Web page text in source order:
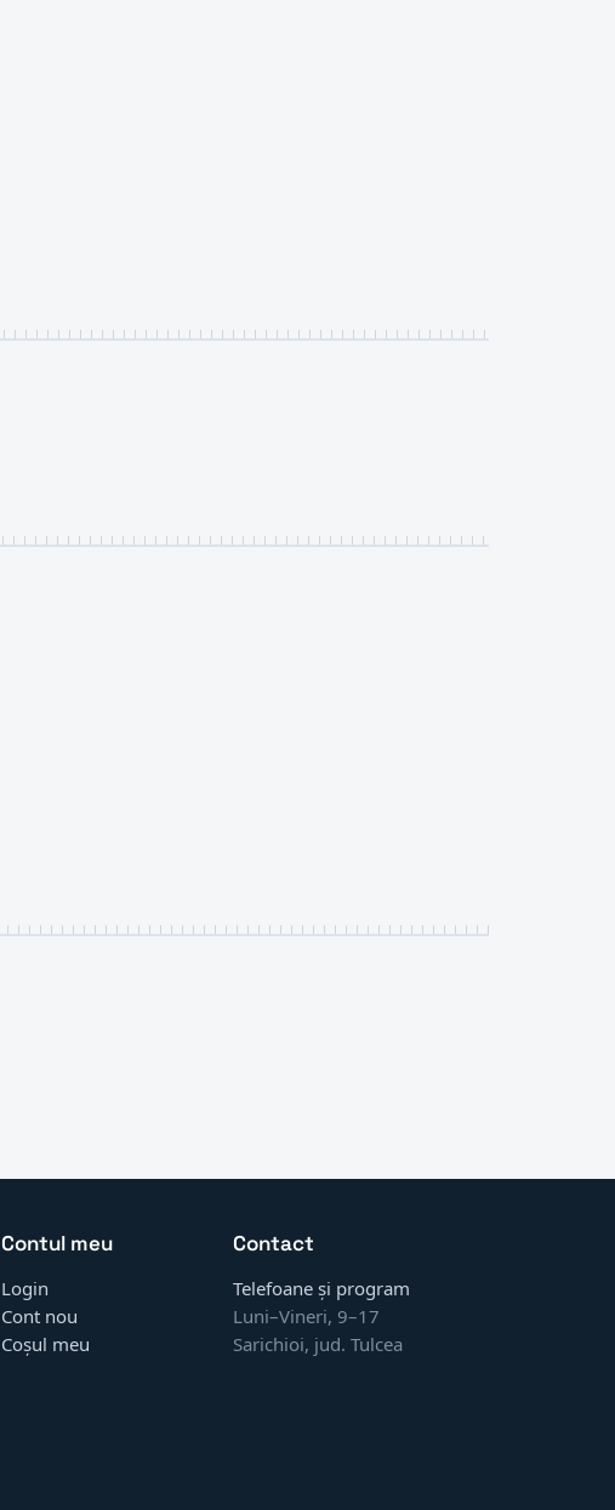
Contul meu
Login
Cont nou
Coșul meu
Contact
Telefoane și program
Luni–Vineri, 9–17
Sarichioi, jud. Tulcea